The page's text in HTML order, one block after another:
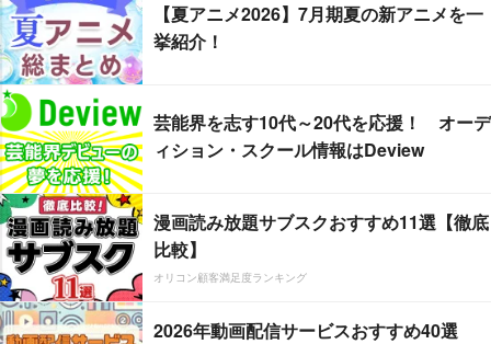
【夏アニメ2026】7月期夏の新アニメを一
挙紹介！
芸能界を志す10代～20代を応援！ オーデ
ィション・スクール情報はDeview
漫画読み放題サブスクおすすめ11選【徹底
比較】
オリコン顧客満足度ランキング
2026年動画配信サービスおすすめ40選